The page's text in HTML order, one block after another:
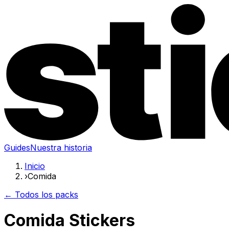
GuidesNuestra historia
Inicio
›Comida
← Todos los packs
Comida Stickers